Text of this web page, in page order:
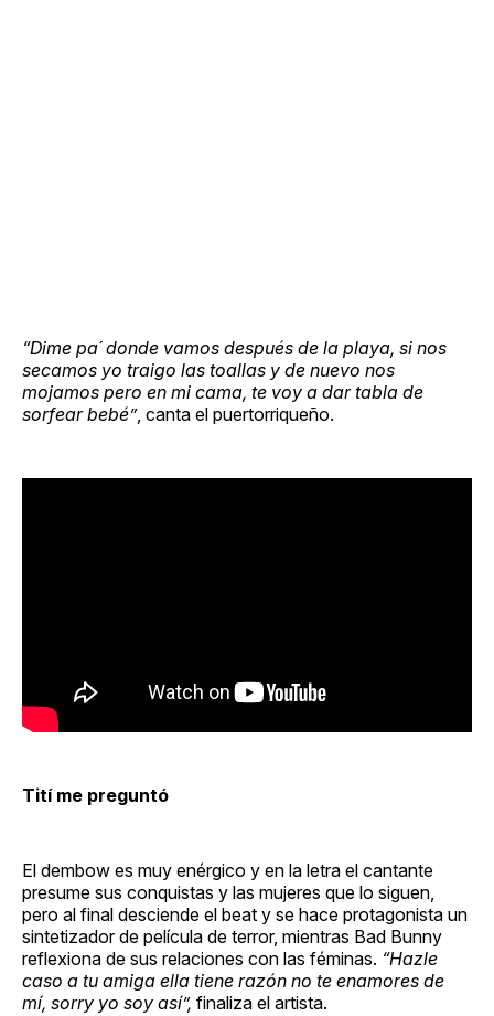
“Dime pa´ donde vamos después de la playa, si nos
secamos yo traigo las toallas y de nuevo nos
mojamos pero en mi cama, te voy a dar tabla de
sorfear bebé”, canta el puertorriqueño.
Tití me preguntó
El dembow es muy enérgico y en la letra el cantante
presume sus conquistas y las mujeres que lo siguen,
pero al final desciende el beat y se hace protagonista un
sintetizador de película de terror, mientras Bad Bunny
reflexiona de sus relaciones con las féminas. “Hazle
caso a tu amiga ella tiene razón no te enamores de
mí, sorry yo soy así”, finaliza el artista.